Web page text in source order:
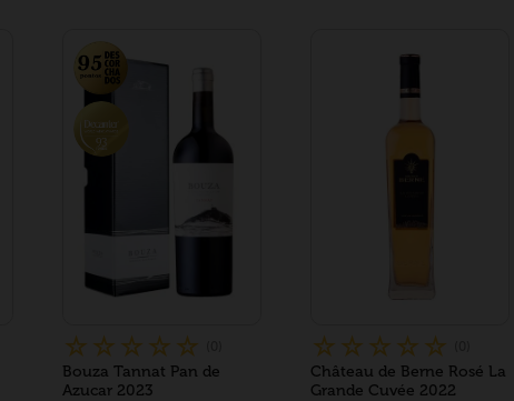
☆ ☆ ☆ ☆ ☆
Bouza Tannat Pan de
Azucar 2023
☆ ☆ ☆ ☆ ☆
Château de Berne Rosé La
Grande Cuvée 2022